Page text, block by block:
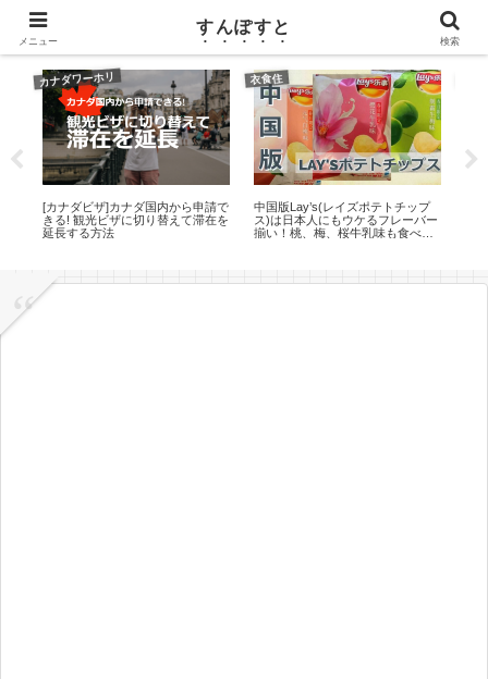
カナダ（トロント）ワーホリのブログ
カナダワーホリ
[カナダビザ]カナダ国内から申請で
きる! 観光ビザに切り替えて滞在を
延長する方法
衣食住
中国版Lay’s(レイズポテトチップ
ス)は日本人にもウケるフレーバー
揃い！桃、梅、桜牛乳味も食べて
メニュー
すんぽすと
検索